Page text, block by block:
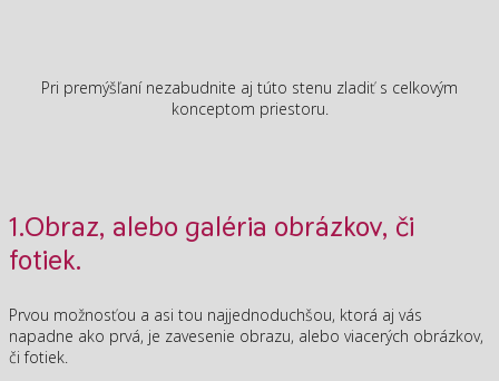
Pri premýšľaní nezabudnite aj túto stenu zladiť s celkovým
konceptom priestoru.
1.Obraz, alebo galéria obrázkov, či
fotiek.
Prvou možnosťou a asi tou najjednoduchšou, ktorá aj vás
napadne ako prvá, je zavesenie obrazu, alebo viacerých obrázkov,
či fotiek.